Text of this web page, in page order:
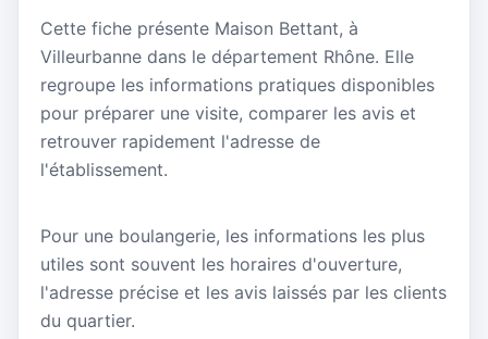
Cette fiche présente Maison Bettant, à
Villeurbanne dans le département Rhône. Elle
regroupe les informations pratiques disponibles
pour préparer une visite, comparer les avis et
retrouver rapidement l'adresse de
l'établissement.
Pour une boulangerie, les informations les plus
utiles sont souvent les horaires d'ouverture,
l'adresse précise et les avis laissés par les clients
du quartier.